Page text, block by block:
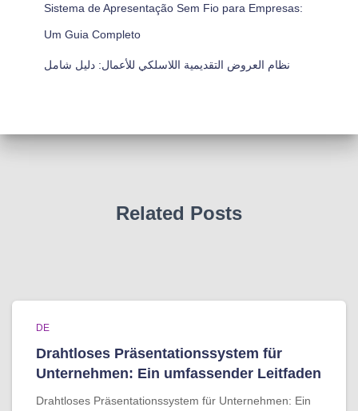
Sistema de Apresentação Sem Fio para Empresas:
Um Guia Completo
نظام العروض التقديمية اللاسلكي للأعمال: دليل شامل
Related Posts
DE
Drahtloses Präsentationssystem für
Unternehmen: Ein umfassender Leitfaden
Drahtloses Präsentationssystem für Unternehmen: Ein